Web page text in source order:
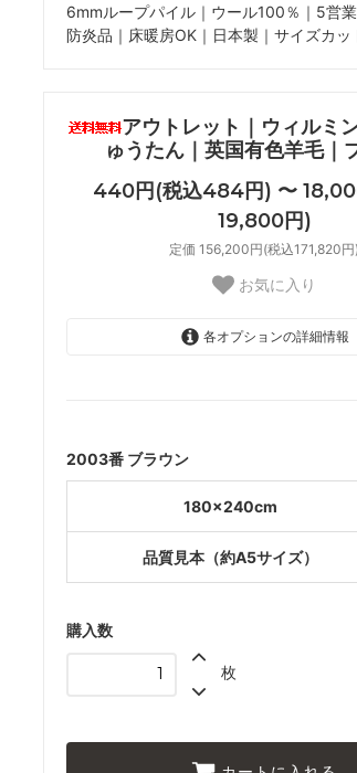
6mmループパイル｜ウール100％｜5営業
防炎品｜床暖房OK｜日本製｜サイズカッ
アウトレット｜ウィルミ
ゅうたん｜英国有色羊毛｜
440円(税込484円) 〜
19,800円)
定価 156,200円(税込171,820円)
お気に入り
各オプションの詳細情報
2003番 ブラウン
180×240cm
品質見本（約A5サイズ）
購入数
枚